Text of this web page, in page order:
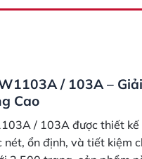
/ 103A –
Cao
/ 103A được thiết
nét, ổn định, và tiết kiệm